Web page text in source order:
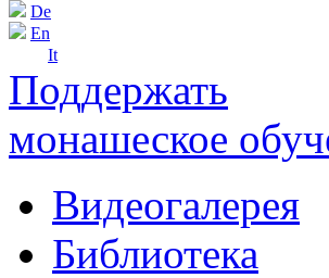
De
En
It
Поддержать
монашеское
Видеогалерея
Библиотека